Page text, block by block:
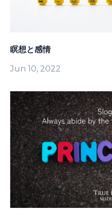
瞑想と感情
Jun 10, 2022